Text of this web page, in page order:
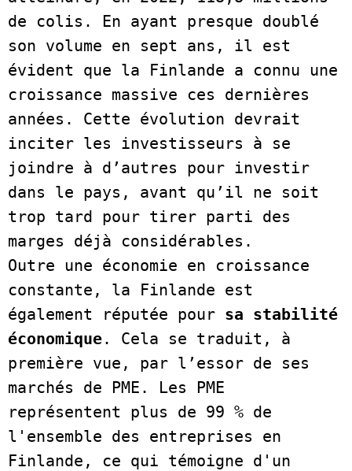
de colis. En ayant presque doublé
son volume en sept ans, il est
évident que la Finlande a connu une
croissance massive ces dernières
années. Cette évolution devrait
inciter les investisseurs à se
joindre à d’autres pour investir
dans le pays, avant qu’il ne soit
trop tard pour tirer parti des
marges déjà considérables.
Outre une économie en croissance
constante, la Finlande est
également réputée pour sa stabilité
économique. Cela se traduit, à
première vue, par l’essor de ses
marchés de PME. Les PME
représentent plus de 99 % de
l'ensemble des entreprises en
Finlande, ce qui témoigne d'un